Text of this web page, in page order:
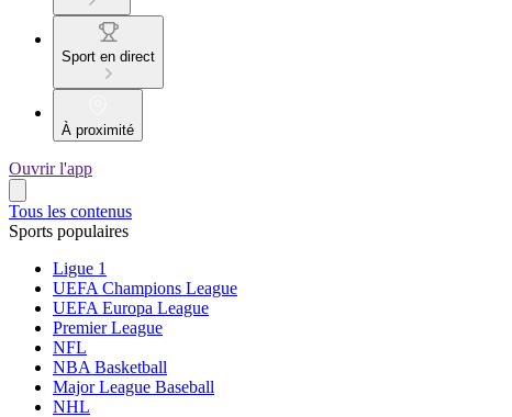
Sport en direct
À proximité
Ouvrir l'app
Tous les contenus
Sports populaires
Ligue 1
UEFA Champions League
UEFA Europa League
Premier League
NFL
NBA Basketball
Major League Baseball
NHL